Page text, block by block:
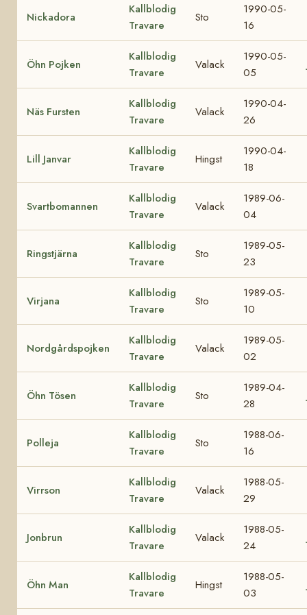
Nickadora
Kallblodig
Travare
Sto
1990-05-
16
Öhn Pojken
Kallblodig
Travare
Valack
1990-05-
05
Näs Fursten
Kallblodig
Travare
Valack
1990-04-
26
Lill Janvar
Kallblodig
Travare
Hingst
1990-04-
18
Svartbomannen
Kallblodig
Travare
Valack
1989-06-
04
Ringstjärna
Kallblodig
Travare
Sto
1989-05-
23
Virjana
Kallblodig
Travare
Sto
1989-05-
10
Nordgårdspojken
Kallblodig
Travare
Valack
1989-05-
02
Öhn Tösen
Kallblodig
Travare
Sto
1989-04-
28
Polleja
Kallblodig
Travare
Sto
1988-06-
16
Virrson
Kallblodig
Travare
Valack
1988-05-
29
Jonbrun
Kallblodig
Travare
Valack
1988-05-
24
Öhn Man
Kallblodig
Travare
Hingst
1988-05-
03